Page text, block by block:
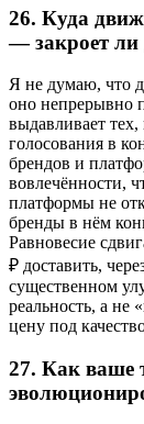
26. Куда
— закроет ли
Я не думаю, что
оно непрерывно
выдавливает тех,
голосования в
брендов и
вовлечённости,
платформы не
бренды в нём
Равновесие
₽ доставить,
существенном
реальность, а не
цену под
27. Как ваше